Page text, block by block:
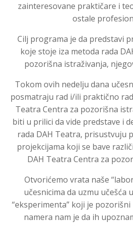
zainteresovane praktičare i
ostale
Cilj programa je da predstavi
koje stoje iza metoda rada
pozorišna istraživanja,
Tokom ovih nedelju dana
posmatraju rad i/ili praktično
Teatra Centra za pozorišna
biti u prilici da vide predstave i
rada DAH Teatra, prisustvuju
projekcijama koji se bave
DAH Teatra Centra za
Otvorićemo vrata naše
učesnicima da uzmu učešća
“eksperimenta” koji je
namera nam je da ih